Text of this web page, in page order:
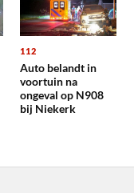
112
Auto belandt in
voortuin na
ongeval op N908
bij Niekerk